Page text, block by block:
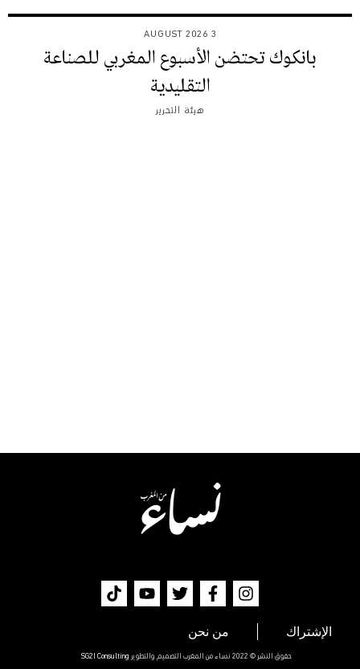
3 AUGUST 2026
بانكوك تحتضن الأسبوع المغربي للصناعة
التقليدية
هيئة التحرير
الإشتراك من نحن
حقوق النشر © 2022 نساء من المغرب التصميم والتطوير SG2I Consulting